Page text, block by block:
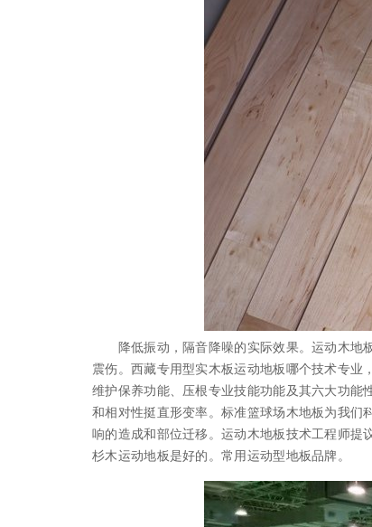
降低振动，隔音降噪的实际效果。运动木地板
震伤。西藏专用型实木板运动地板哪个技术专业
维护保养功能、压根专业技能功能及其六大功能
和相对性挺直形变率。标准篮球场木地板为我们
响的造成和部位迁移。运动木地板技术工程师
杉木运动地板是好的。常用运动型地板品牌。